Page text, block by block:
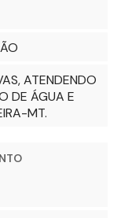
ATENDENDO
DE ÁGUA E
MT.